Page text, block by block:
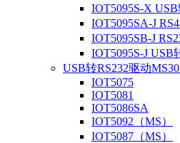
IOT5095S-X
IOT5095SA-J
IOT5095SB-J
IOT5095S-J USB
USB转RS232驱动
IOT5075
IOT5081
IOT5086SA
IOT5092（MS）
IOT5087（MS）